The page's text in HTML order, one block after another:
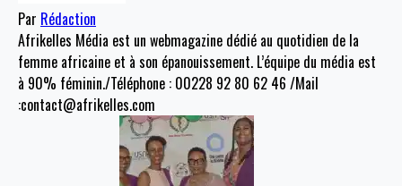
Par Rédaction
Afrikelles Média est un webmagazine dédié au quotidien de la
femme africaine et à son épanouissement. L’équipe du média est
à 90% féminin./Téléphone : 00228 92 80 62 46 /Mail
:contact@afrikelles.com